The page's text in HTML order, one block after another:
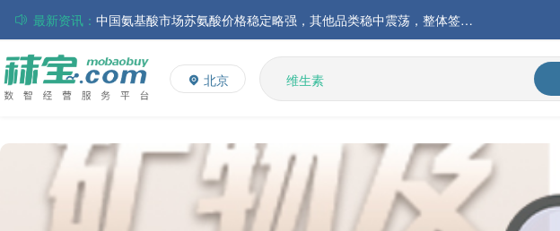
最新资讯：
中国氨基酸市场苏氨酸价格稳定略强，其他品类稳中震荡，整体签单清淡；欧洲物流成本进一步上升
磷酸氢钙市场行情走弱；小苏打和乳清粉市场价格稳定运行
帝斯曼-芬美意发布2026年上半年业绩
巴斯夫集团发布2026年第二季度财务报告
丸红株式会社发布截至2026年6月30日前3个月的合并财务报告
大成食品：2026年半年度毛利3.32亿元，同比上升8.9%
ADM发布2026年第二季度财务业绩
北京
多维
多矿
维生素
饲料添加剂